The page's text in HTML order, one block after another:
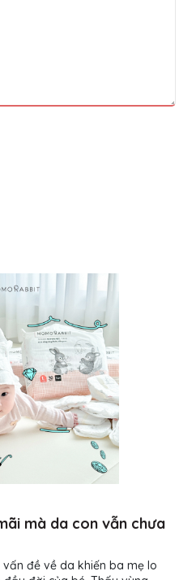
mà da con vẫn chưa
đề về da khiến ba mẹ lo